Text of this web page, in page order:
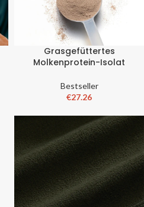
Grasgefüttertes
Molkenprotein-Isolat
Bestseller
€27.26